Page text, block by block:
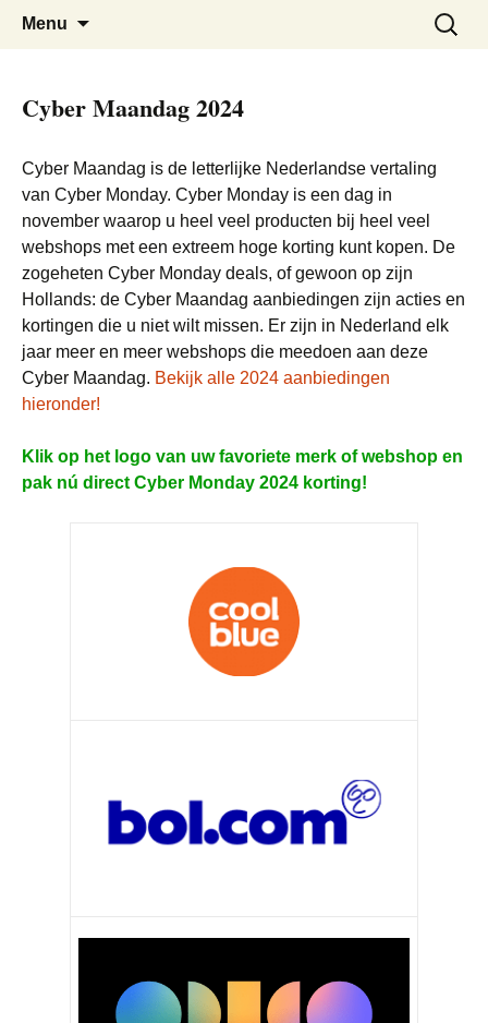
Cyber Monday Nederland
De beste Nederlandse Cyber Monday
Deals bij elkaar
Menu
Zoeken
naar:
Cyber Maandag 2024
Cyber Maandag is de letterlijke Nederlandse vertaling
van Cyber Monday. Cyber Monday is een dag in
november waarop u heel veel producten bij heel veel
webshops met een extreem hoge korting kunt kopen. De
zogeheten Cyber Monday deals, of gewoon op zijn
Hollands: de Cyber Maandag aanbiedingen zijn acties en
kortingen die u niet wilt missen. Er zijn in Nederland elk
jaar meer en meer webshops die meedoen aan deze
Cyber Maandag. Bekijk alle 2024 aanbiedingen
hieronder!
Klik op het logo van uw favoriete merk of webshop en
pak nú direct Cyber Monday 2024 korting!